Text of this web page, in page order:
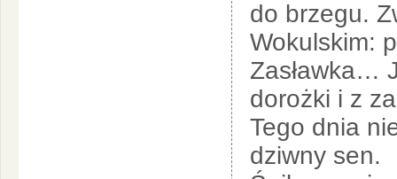
do brzegu.
Wokulskim:
Zasławka…
dorożki i z
Tego dnia
dziwny sen.